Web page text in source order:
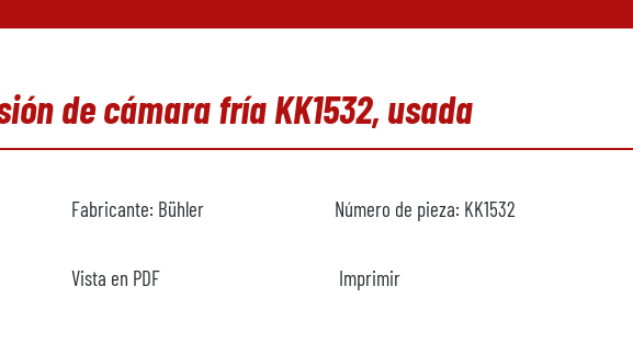
de cámara fría KK1532, usada
Fabricante: Bühler Número de pieza: KK1532
Vista en PDF Imprimir